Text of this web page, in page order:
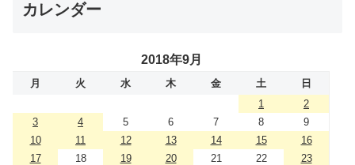
カレンダー
2018年9月
月 火 水 木 金 土
日
1
2
3
4 5 6 7 8
9
10
11 12 13 14 15
16
17
18 19 20 21 22 23